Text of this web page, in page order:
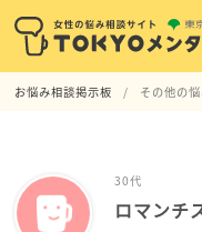
お悩み相談掲示板 その他の
30代
ロマンチ